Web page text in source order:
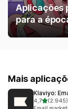
Aplicações
para a
Mais
Klaviyo:
4,7de 5(2.945)
2945 total